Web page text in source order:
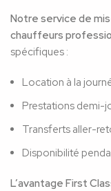
Notre service de
chauffeurs
spécifiques :
Location à la
Prestations demi-
Transferts aller-
Disponibilité
L’avantage First